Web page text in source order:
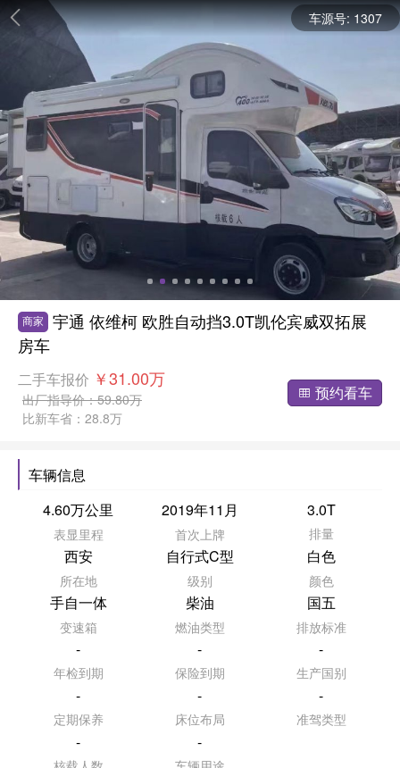
车源号:1307
商家
宇通 依维柯 欧胜自动挡3.0T凯伦宾威双拓展
房车
二手车报价 ￥31.00万
出厂指导价：59.80万
比新车省： 28.8万
 预约看车
车辆信息
4.60万公里
表显里程
2019年11月
首次上牌
3.0T
排量
西安
所在地
自行式C型
级别
白色
颜色
手自一体
变速箱
柴油
燃油类型
国五
排放标准
-
年检到期
-
保险到期
-
生产国别
-
定期保养
-
床位布局
-
准驾类型
- -